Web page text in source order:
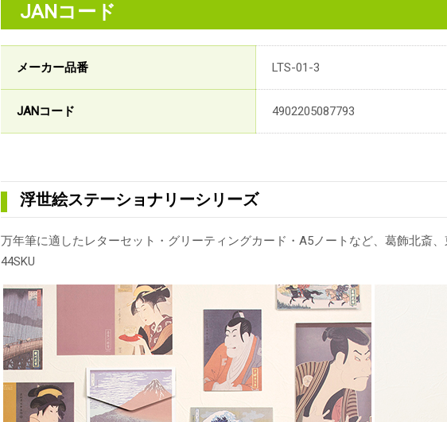
JANコード
メーカー品番 LTS-01-3
JANコード 4902205087793
浮世絵ステーショナリーシリーズ
万年筆に適したレターセット・グリーティングカード・A5ノートなど、葛飾北斎
44SKU